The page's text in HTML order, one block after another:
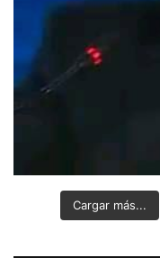
Cargar más...